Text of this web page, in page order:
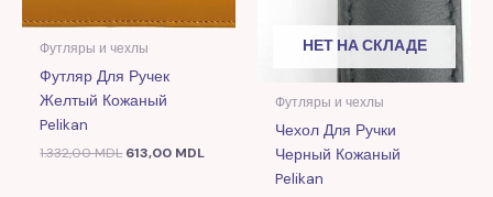
Футляры и чехлы
Футляр Для Ручек
Желтый Кожаный
Pelikan
1.332,00MDL 613,00 MDL
НЕТ НА СКЛАДЕ
Футляры и чехлы
Чехол Для Ручки
Черный Кожаный
Pelikan